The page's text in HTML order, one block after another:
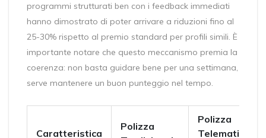
programmi strutturati ben con i feedback immediati
hanno dimostrato di poter arrivare a riduzioni fino al
25-30% rispetto al premio standard per profili simili. È
importante notare che questo meccanismo premia la
coerenza: non basta guidare bene per una settimana,
serve mantenere un buon punteggio nel tempo.
Caratteristica
Polizza
Polizza
Telematica